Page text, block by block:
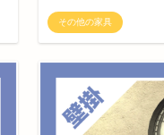
その他の家具